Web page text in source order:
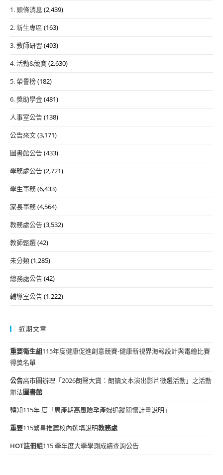
1. 頭條消息 (2,439)
2. 新生專區 (163)
3. 教師研習 (493)
4. 活動&競賽(2,630)
5. 榮譽榜(182)
6. 獎助學金(481)
人事室公告(138)
公告來文(3,171)
圖書館公告(433)
學務處公告(2,721)
學生事務(6,433)
家長事務(4,564)
教務處公告(3,532)
教師甄選(42)
未分類(1,285)
總務處公告(42)
輔導室公告(1,222)
近期文章
重要衛生組115年度健康促進創意競賽-健康新視界海報設計與電繪比賽
得獎名單
公告高市圖辦理「2026朗聲大賞：朗讀文本演出影片徵選活動」之活動
辦法圖書館
轉知115年 度「周產期高風險孕產婦追蹤關懷計畫說明」
重要115繁星推薦校內選填說明教務處
HOT註冊組115 學年度大學學測成績查詢公告